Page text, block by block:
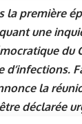
la première
une
du
d’infections.
la
déclarée